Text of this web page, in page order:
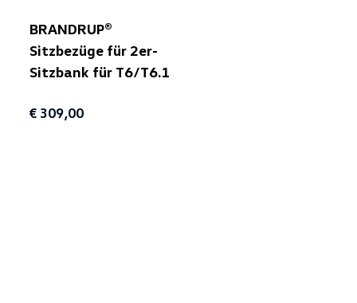
BRANDRUP®
Sitzbezüge für 2er-
Sitzbank für T6/T6.1
€ 309,00